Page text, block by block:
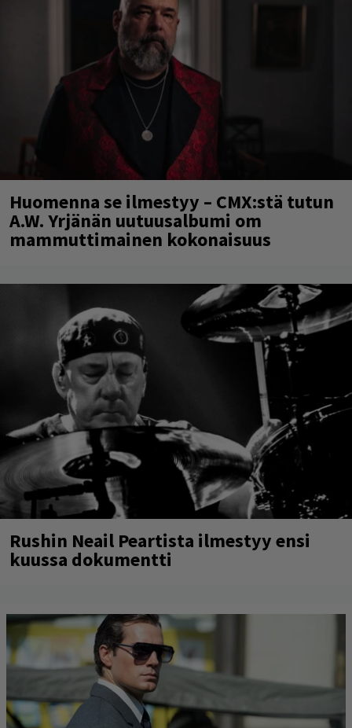
Huomenna se ilmestyy – CMX:stä tutun
A.W. Yrjänän uutuusalbumi om
mammuttimainen kokonaisuus
Rushin Neail Peartista ilmestyy ensi
kuussa dokumentti